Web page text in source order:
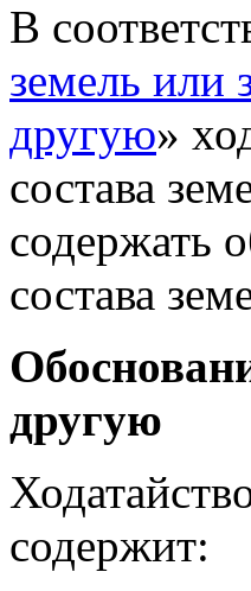
В
земель или
другую»
состава
содержать
состава
другую
содержит: